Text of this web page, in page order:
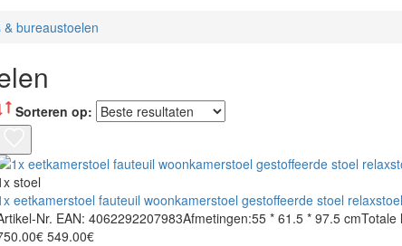
& bureaustoelen
Sorteren op:
stoel
eetkamerstoel fauteuil woonkamerstoel gestoffeerde stoel
Nr. EAN: 4062292207983Afmetingen:55 * 61.5 * 97.5
549.00€